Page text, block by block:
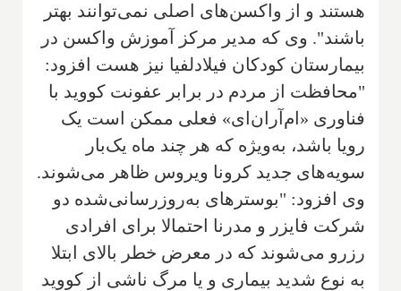
هستند و ‌از واکسن‌های اصلی نمی‌توانند ‌‌‌بهتر
باشند".‌ وی که مدیر مرکز آموزش واکسن در
بیمارستان کودکان فیلادلفیا نیز هست افزود:
"‌محافظت از مردم در برابر عفونت کووید با
فناوری «ام‌آر‌ان‌ای» فعلی ممکن است یک
رویا باشد، به‌ویژه که هر چند ماه یک‌بار
سویه‌های جدید کرونا ویروس ظاهر می‌شوند.
وی افزود: "بوسترهای به‌روزرسانی‌شده دو
شرکت فایزر و مدرنا احتمالا برای افرادی
رزرو می‌شوند که در معرض خطر بالای ابتلا
به نوع شدید بیماری‌ و یا مرگ ناشی از کووید